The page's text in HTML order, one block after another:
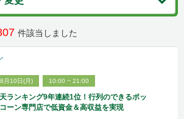
件該当しました
月10日(月) 10:00 ~ 21:00
ランキング9年連続1位！行列のできるポッ
ーン専門店で低資金＆高収益を実現